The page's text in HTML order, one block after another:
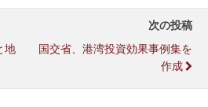
地
次の投稿
国交省、港湾投資効果事例集を
作成